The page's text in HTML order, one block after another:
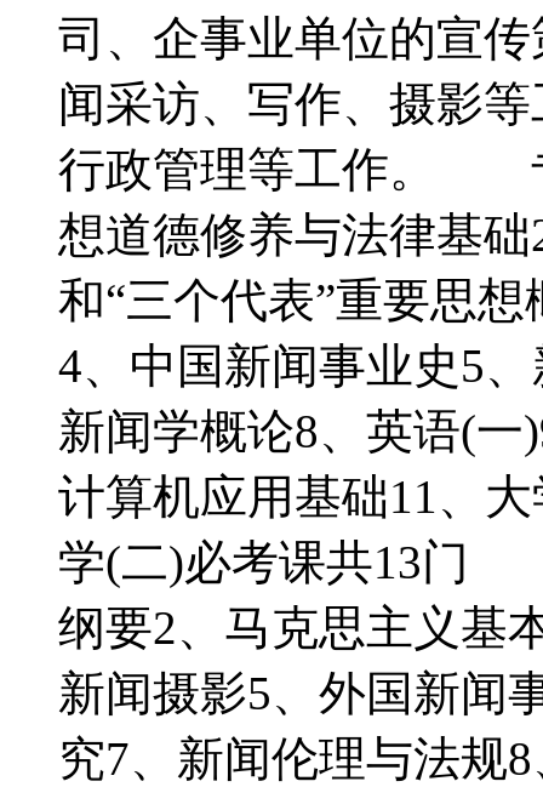
司、企事业单位的宣
闻采访、写作、摄影
行政管理等工作。
想道德修养与法律基
和“三个代表”重要思
4、中国新闻事业史5
新闻学概论8、英语(
计算机应用基础11、
学(二)必考课共13门
纲要2、马克思主义基
新闻摄影5、外国新
究7、新闻伦理与法规